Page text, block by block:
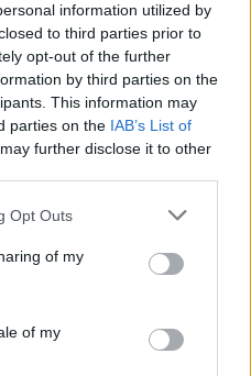
information utilized by
to third parties prior to
opt-out of the further
by third parties on the
This information may
parties on the IAB’s List of
further disclose it to other
uses one or more Google
behaviour. You may click to
and its third-party tags to
purposes in below Google
Opt Outs
of my
of my
S
h
a
re
precedente
a Catania, ma il tour
ci sono”